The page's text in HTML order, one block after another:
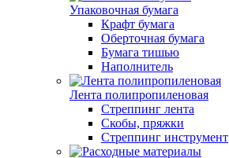
Упаковочная бумага
Крафт бумага
Оберточная бумага
Бумага тишью
Наполнитель
Лента полипропиленовая
Стреппинг лента
Скобы, пряжки
Стреппинг инструмент